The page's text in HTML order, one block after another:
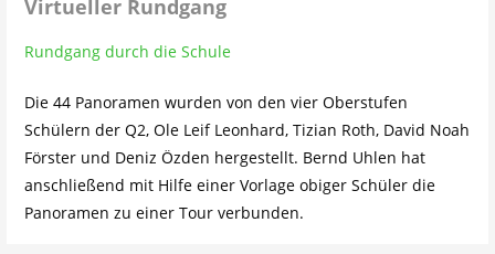
Virtueller Rundgang
Rundgang durch die Schule
Die 44 Panoramen wurden von den vier Oberstufen
Schülern der Q2, Ole Leif Leonhard, Tizian Roth, David Noah
Förster und Deniz Özden hergestellt. Bernd Uhlen hat
anschließend mit Hilfe einer Vorlage obiger Schüler die
Panoramen zu einer Tour verbunden.